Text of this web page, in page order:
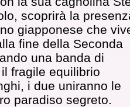
scoprirà la
giapponese che
fine della Seconda
una banda di
fragile equilibrio
i due uniranno le
paradiso segreto.